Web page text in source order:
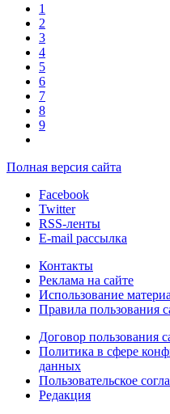
1
2
3
4
5
6
7
8
9
Полная версия сайта
Facebook
Twitter
RSS-ленты
E-mail рассылка
Контакты
Реклама на сайте
Использование
Правила пользования
Договор пользования
Политика в сфере
данных
Пользовательское
Редакция